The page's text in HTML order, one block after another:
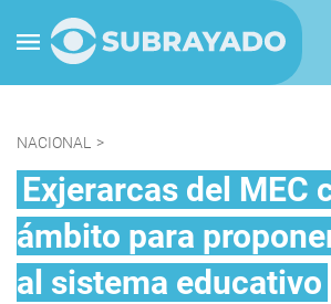
NACIONAL >
Exjerarcas del MEC
ámbito para
al sistema educativo